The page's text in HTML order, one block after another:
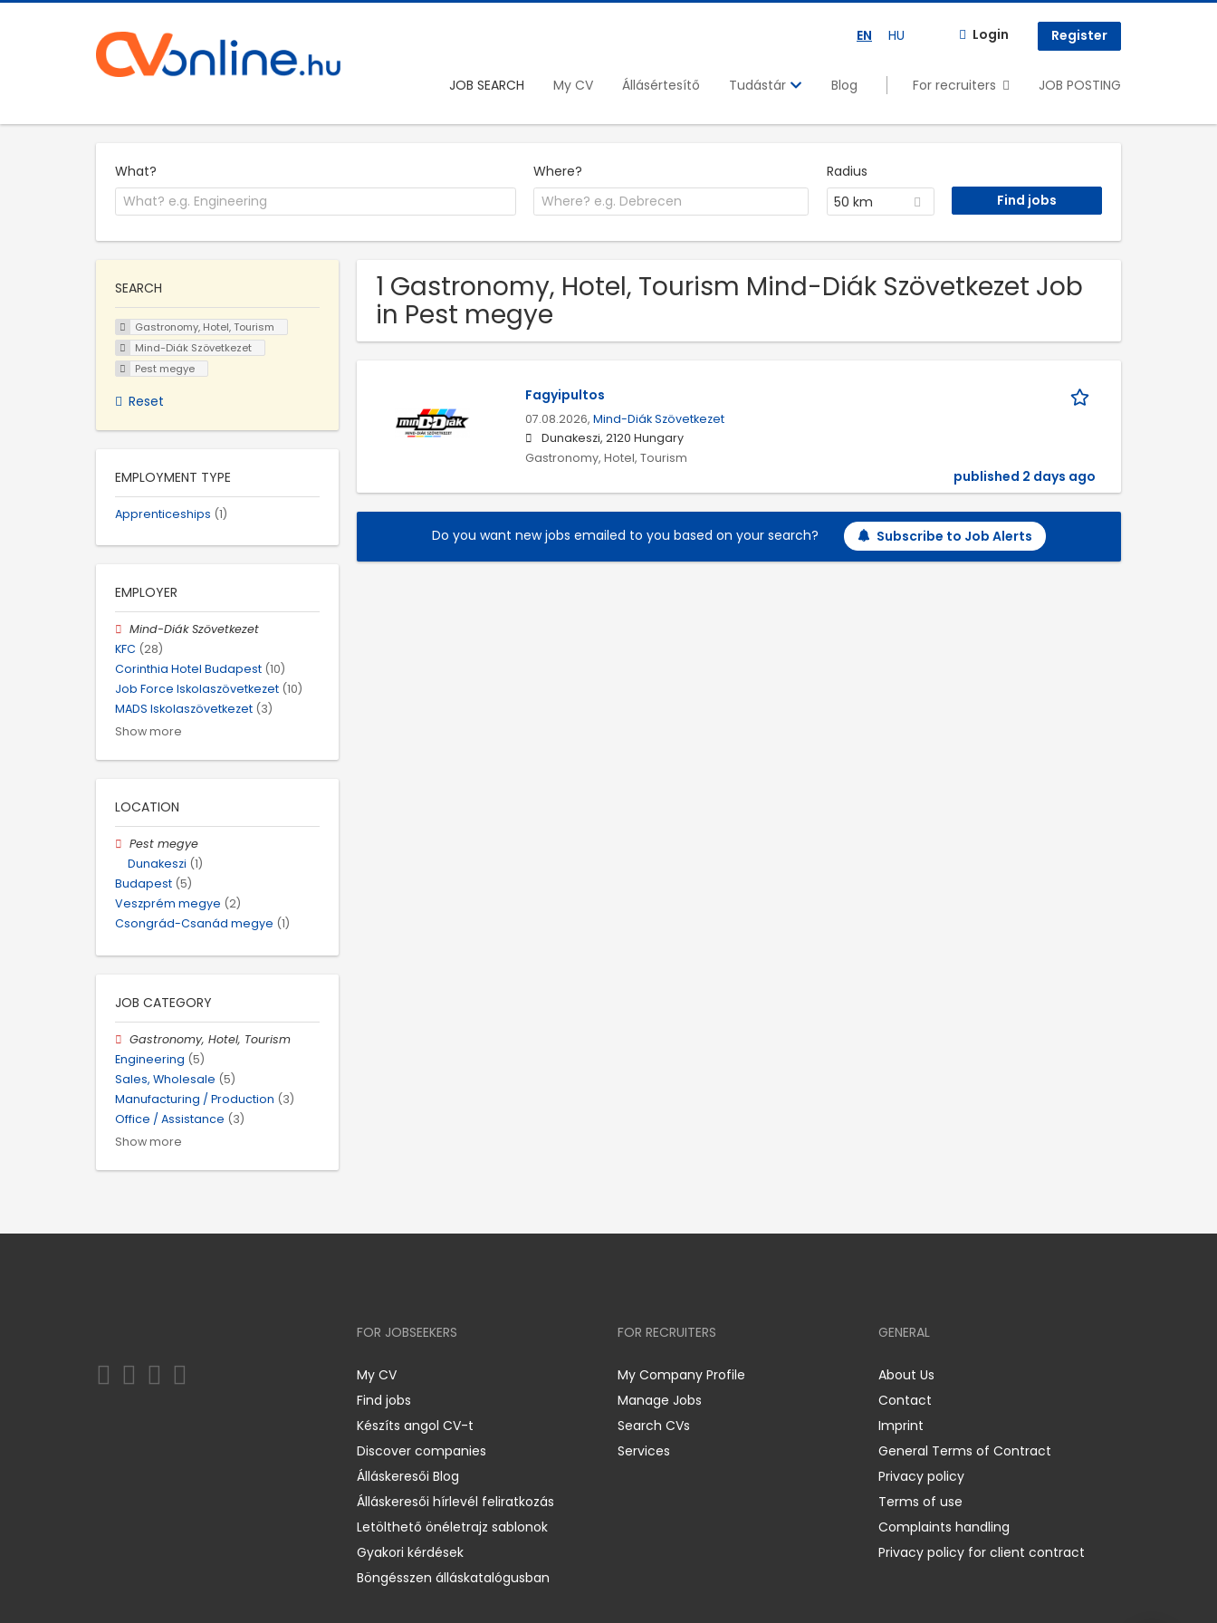
EN HU Login Register
JOB SEARCH My CV Állásértesítő Tudástár Blog For recruiters JOB POSTING
What? Where?
Radius
50 km
1 Gastronomy, Hotel, Tourism Mind-Diák Szövetkezet Job
in Pest megye
Fagyipultos
07.08.2026, Mind-Diák Szövetkezet
Dunakeszi, 2120 Hungary
Gastronomy, Hotel, Tourism
published 2 days ago
Do you want new jobs emailed to you based on your search? Subscribe to Job Alerts
SEARCH
Gastronomy, Hotel, Tourism
Mind-Diák Szövetkezet
Pest megye
Reset
EMPLOYMENT TYPE
Apprenticeships (1)
EMPLOYER
Mind-Diák Szövetkezet
KFC (28)
Corinthia Hotel Budapest (10)
Job Force Iskolaszövetkezet (10)
MADS Iskolaszövetkezet (3)
Show more
LOCATION
Pest megye
Dunakeszi (1)
Budapest (5)
Veszprém megye (2)
Csongrád-Csanád megye (1)
JOB CATEGORY
Gastronomy, Hotel, Tourism
Engineering (5)
Sales, Wholesale (5)
Manufacturing / Production (3)
Office / Assistance (3)
Show more
FOR JOBSEEKERS
My CV
Find jobs
Készíts angol CV-t
Discover companies
Álláskeresői Blog
Álláskeresői hírlevél feliratkozás
Letölthető önéletrajz sablonok
Gyakori kérdések
Böngésszen álláskatalógusban
FOR RECRUITERS
My Company Profile
Manage Jobs
Search CVs
Services
GENERAL
About Us
Contact
Imprint
General Terms of Contract
Privacy policy
Terms of use
Complaints handling
Privacy policy for client contract